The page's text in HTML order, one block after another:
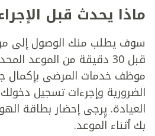
ماذا يحدث قبل
سوف يطلب منك الوصول إلى
قبل 30 دقيقة من الموعد
موظف خدمات المرضى بإكمال
الضرورية وإجرءات تسجيل
العيادة. يٍرجى إحضار بطاقة
بك أثناء الموعد.